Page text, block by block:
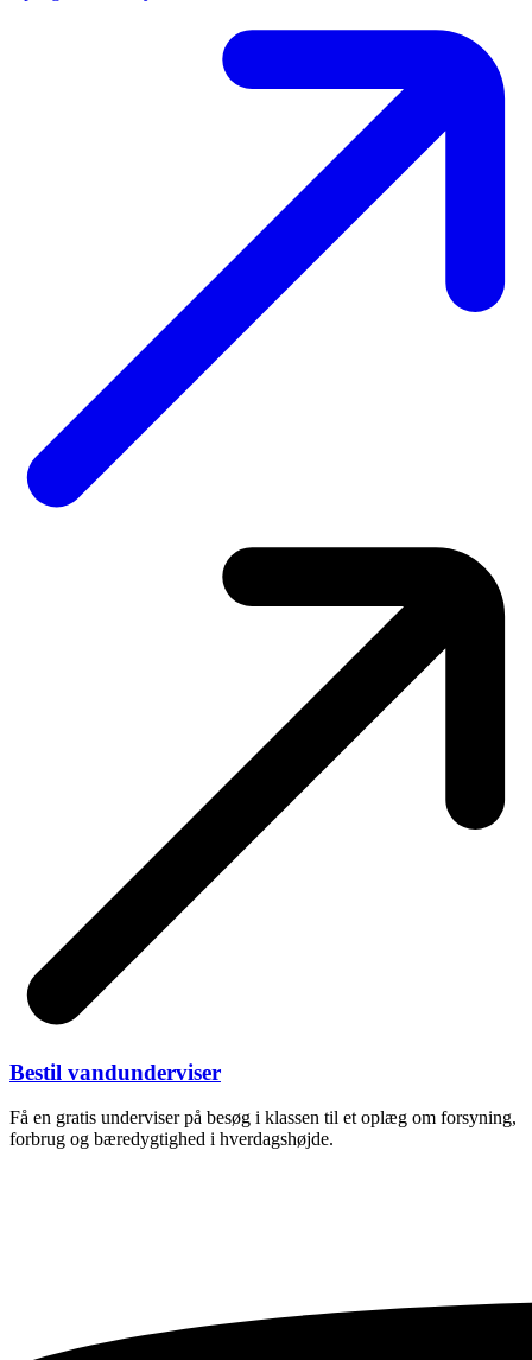
Bestil vandunderviser
Få en gratis underviser på besøg i klassen til et oplæg om forsyning,
forbrug og bæredygtighed i hverdagshøjde.